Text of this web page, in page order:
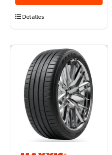
XL
cantidad
Detalles